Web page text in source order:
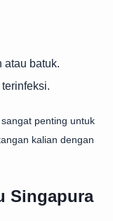
atau batuk.
penting untuk
kalian dengan
Singapura